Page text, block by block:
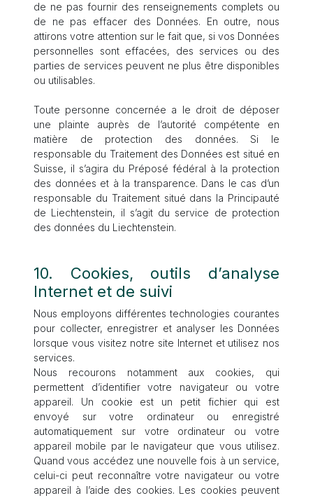
de ne pas fournir des renseignements complets ou
de ne pas effacer des Données. En outre, nous
attirons votre attention sur le fait que, si vos Données
personnelles sont effacées, des services ou des
parties de services peuvent ne plus être disponibles
ou utilisables.
Toute personne concernée a le droit de déposer
une plainte auprès de l’autorité compétente en
matière de protection des données. Si le
responsable du Traitement des Données est situé en
Suisse, il s’agira du Préposé fédéral à la protection
des données et à la transparence. Dans le cas d’un
responsable du Traitement situé dans la Principauté
de Liechtenstein, il s’agit du service de protection
des données du Liechtenstein.
10. Cookies, outils d’analyse
Internet et de suivi
Nous employons différentes technologies courantes
pour collecter, enregistrer et analyser les Données
lorsque vous visitez notre site Internet et utilisez nos
services.
Nous recourons notamment aux cookies, qui
permettent d’identifier votre navigateur ou votre
appareil. Un cookie est un petit fichier qui est
envoyé sur votre ordinateur ou enregistré
automatiquement sur votre ordinateur ou votre
appareil mobile par le navigateur que vous utilisez.
Quand vous accédez une nouvelle fois à un service,
celui-ci peut reconnaître votre navigateur ou votre
appareil à l’aide des cookies. Les cookies peuvent